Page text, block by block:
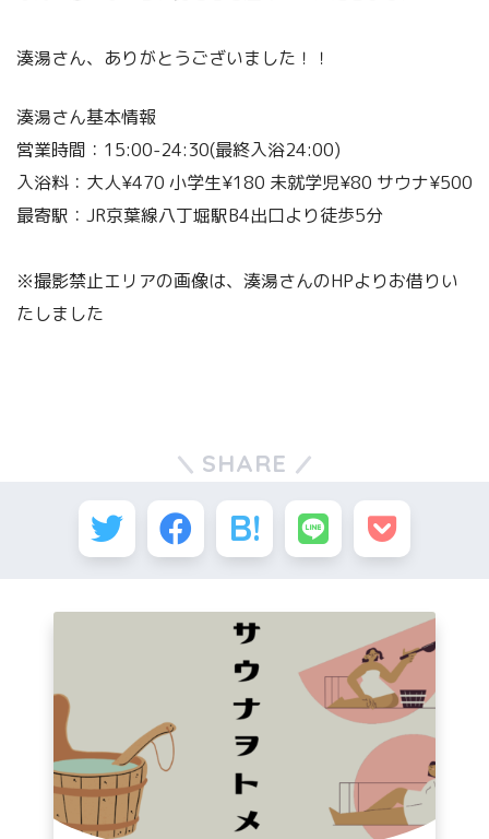
湊湯さん、ありがとうございました！！
湊湯さん基本情報
営業時間：15:00-24:30(最終入浴24:00)
入浴料：大人¥470 小学生¥180 未就学児¥80 サウナ¥500
最寄駅：JR京葉線八丁堀駅B4出口より徒歩5分
※撮影禁止エリアの画像は、湊湯さんのHPよりお借りい
たしました
SHARE